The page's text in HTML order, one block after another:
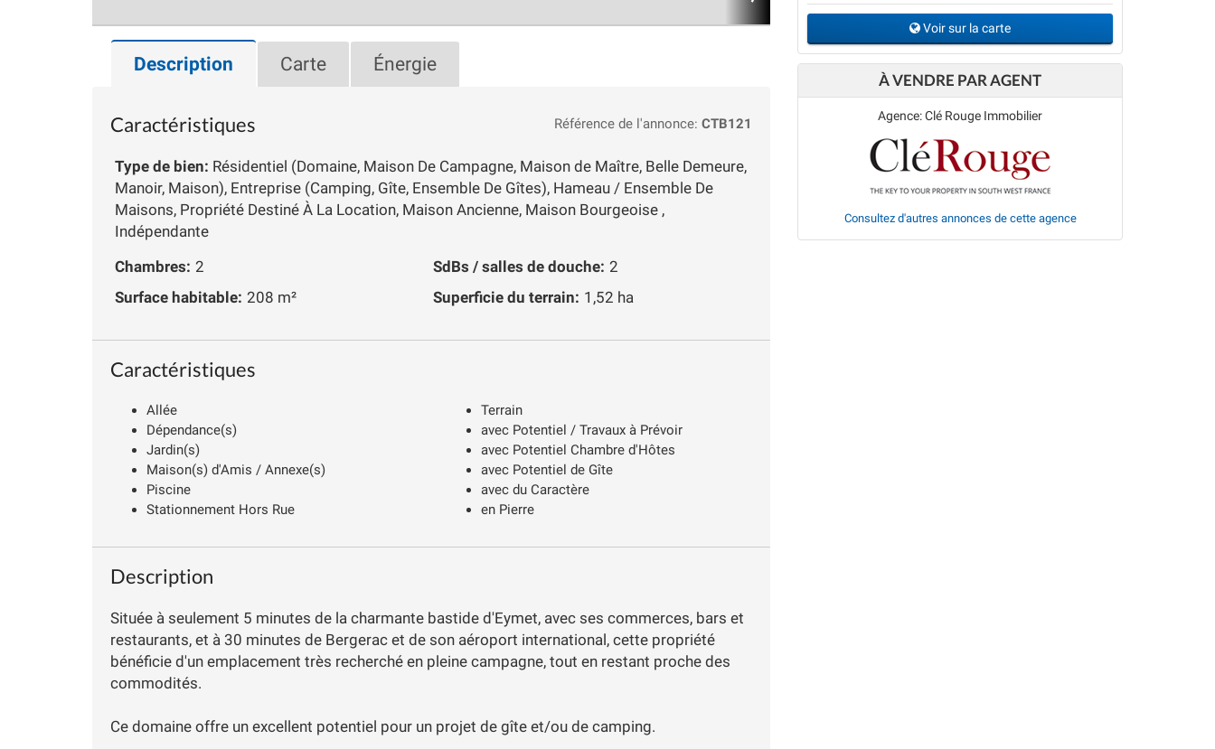
Description Carte Énergie
Caractéristiques Référence de l'annonce: CTB121
Type de bien: Résidentiel (Domaine, Maison De Campagne, Maison de Maître, Belle Demeure,
Manoir, Maison), Entreprise (Camping, Gîte, Ensemble De Gîtes), Hameau / Ensemble De
Maisons, Propriété Destiné À La Location, Maison Ancienne, Maison Bourgeoise ,
Indépendante
Chambres: 2 SdBs / salles de douche: 2
Surface habitable: 208 m² Superficie du terrain: 1,52 ha
Caractéristiques
Allée
Dépendance(s)
Jardin(s)
Maison(s) d'Amis / Annexe(s)
Piscine
Stationnement Hors Rue
Terrain
avec Potentiel / Travaux à Prévoir
avec Potentiel Chambre d'Hôtes
avec Potentiel de Gîte
avec du Caractère
en Pierre
Description
Située à seulement 5 minutes de la charmante bastide d'Eymet, avec ses commerces, bars et
restaurants, et à 30 minutes de Bergerac et de son aéroport international, cette propriété
bénéficie d'un emplacement très recherché en pleine campagne, tout en restant proche des
commodités.
Ce domaine offre un excellent potentiel pour un projet de gîte et/ou de camping.
Voir sur la carte
À VENDRE PAR AGENT
Agence: Clé Rouge Immobilier
Consultez d'autres annonces de cette agence